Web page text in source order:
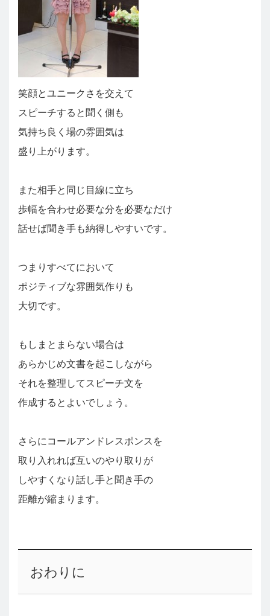
笑顔とユニークさを交えて
スピーチすると聞く側も
気持ち良く場の雰囲気は
盛り上がります。
また相手と同じ目線に立ち
歩幅を合わせ必要な分を必要なだけ
話せば聞き手も納得しやすいです。
つまりすべてにおいて
ポジティブな雰囲気作りも
大切です。
もしまとまらない場合は
あらかじめ文書を起こしながら
それを整理してスピーチ文を
作成するとよいでしょう。
さらにコールアンドレスポンスを
取り入れれば互いのやり取りが
しやすくなり話し手と聞き手の
距離が縮まります。
おわりに